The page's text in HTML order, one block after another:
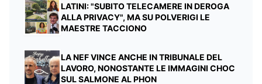
LATINI: "SUBITO TELECAMERE IN DEROGA
ALLA PRIVACY", MA SU POLVERIGI LE
MAESTRE TACCIONO
LA NEF VINCE ANCHE IN TRIBUNALE DEL
LAVORO, NONOSTANTE LE IMMAGINI CHOC
SUL SALMONE AL PHON